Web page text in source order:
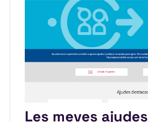
Les meves ajudes